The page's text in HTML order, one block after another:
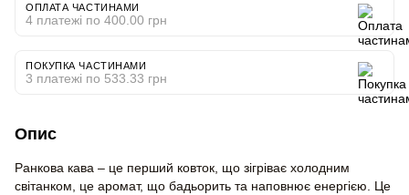
ОПЛАТА ЧАСТИНАМИ
4 платежі по 400.00 грн
ПОКУПКА ЧАСТИНАМИ
3 платежі по 533.33 грн
Опис
Ранкова кава – це перший ковток, що зігріває холодним
світанком, це аромат, що бадьорить та наповнює енергією. Це